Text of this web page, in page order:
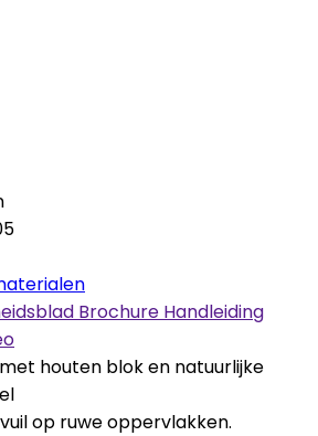
Brochure Handleiding
houten blok en natuurlijke
op ruwe oppervlakken.